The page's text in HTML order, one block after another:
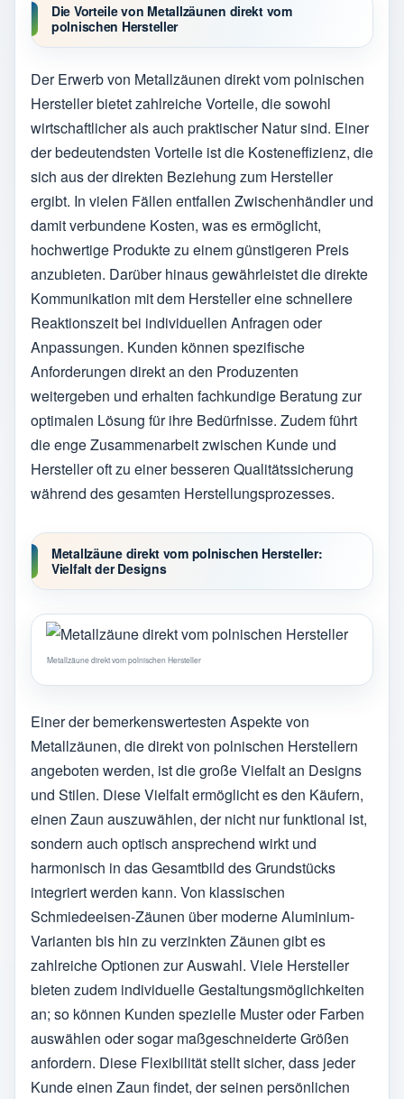
Die Vorteile von Metallzäunen direkt vom
polnischen Hersteller
Der Erwerb von Metallzäunen direkt vom polnischen
Hersteller bietet zahlreiche Vorteile, die sowohl
wirtschaftlicher als auch praktischer Natur sind. Einer
der bedeutendsten Vorteile ist die Kosteneffizienz, die
sich aus der direkten Beziehung zum Hersteller
ergibt. In vielen Fällen entfallen Zwischenhändler und
damit verbundene Kosten, was es ermöglicht,
hochwertige Produkte zu einem günstigeren Preis
anzubieten. Darüber hinaus gewährleistet die direkte
Kommunikation mit dem Hersteller eine schnellere
Reaktionszeit bei individuellen Anfragen oder
Anpassungen. Kunden können spezifische
Anforderungen direkt an den Produzenten
weitergeben und erhalten fachkundige Beratung zur
optimalen Lösung für ihre Bedürfnisse. Zudem führt
die enge Zusammenarbeit zwischen Kunde und
Hersteller oft zu einer besseren Qualitätssicherung
während des gesamten Herstellungsprozesses.
Metallzäune direkt vom polnischen Hersteller:
Vielfalt der Designs
Metallzäune direkt vom polnischen Hersteller
Einer der bemerkenswertesten Aspekte von
Metallzäunen, die direkt von polnischen Herstellern
angeboten werden, ist die große Vielfalt an Designs
und Stilen. Diese Vielfalt ermöglicht es den Käufern,
einen Zaun auszuwählen, der nicht nur funktional ist,
sondern auch optisch ansprechend wirkt und
harmonisch in das Gesamtbild des Grundstücks
integriert werden kann. Von klassischen
Schmiedeeisen-Zäunen über moderne Aluminium-
Varianten bis hin zu verzinkten Zäunen gibt es
zahlreiche Optionen zur Auswahl. Viele Hersteller
bieten zudem individuelle Gestaltungsmöglichkeiten
an; so können Kunden spezielle Muster oder Farben
auswählen oder sogar maßgeschneiderte Größen
anfordern. Diese Flexibilität stellt sicher, dass jeder
Kunde einen Zaun findet, der seinen persönlichen